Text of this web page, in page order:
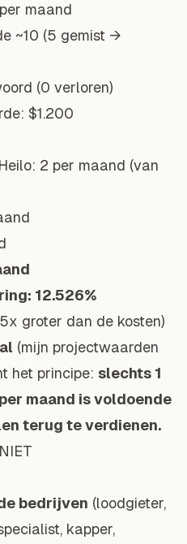
maand
~10 (5 gemist →
(0 verloren)
$1.200
2 per maand (van
12.526%
groter dan de kosten)
(mijn projectwaarden
het principe: slechts 1
maand is voldoende
terug te verdienen.
bedrijven (loodgieter,
kapper,